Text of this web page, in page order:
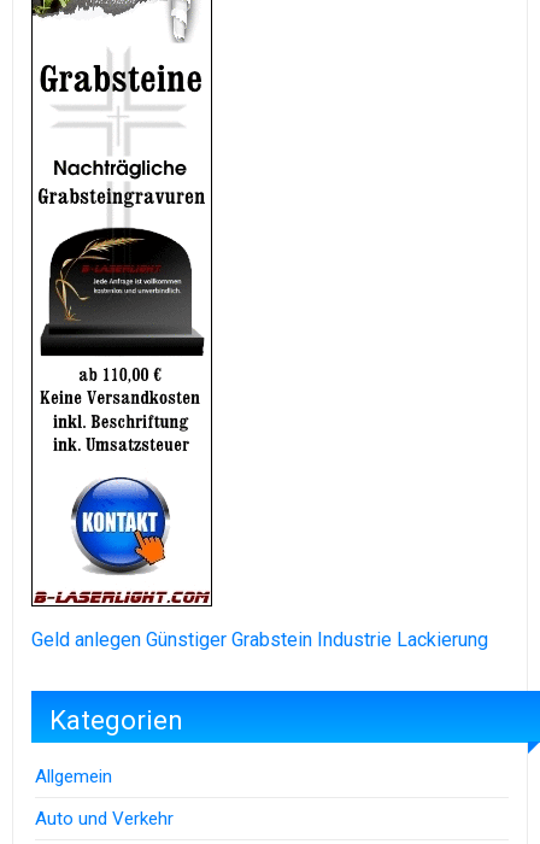
Geld anlegen Günstiger Grabstein Industrie Lackierung
Kategorien
Allgemein
Auto und Verkehr